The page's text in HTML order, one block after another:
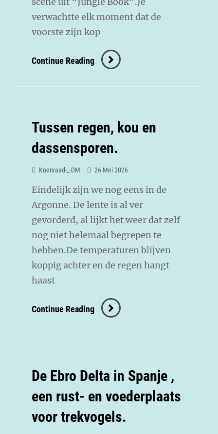
verwachtte elk moment dat de
voorste zijn kop
Continue Reading
Tussen regen, kou en
dassensporen.
Koenraad-_-DM 26 Mei 2026
Eindelijk zijn we nog eens in de
Argonne. De lente is al ver
gevorderd, al lijkt het weer dat zelf
nog niet helemaal begrepen te
hebben.De temperaturen blijven
koppig achter en de regen hangt
haast
Continue Reading
De Ebro Delta in Spanje ,
een rust- en voederplaats
voor trekvogels.